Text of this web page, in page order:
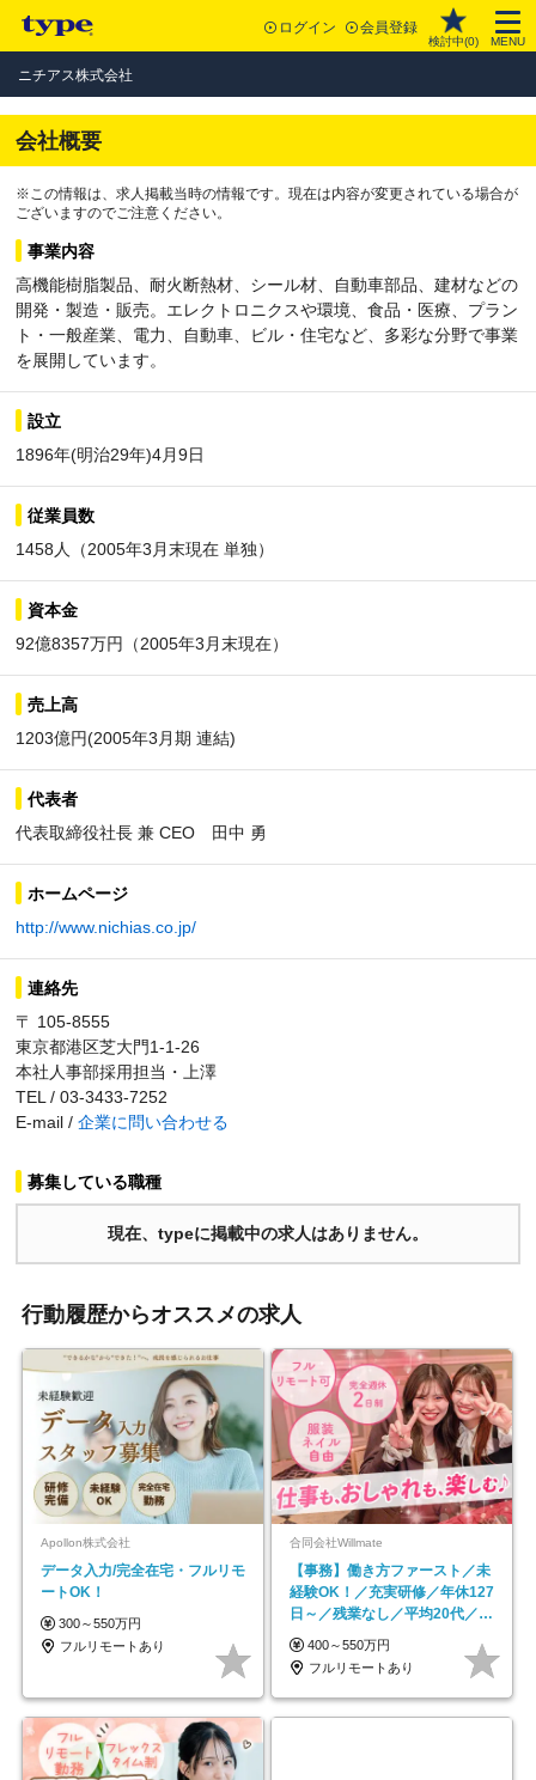
ログイン 会員登録
検討中(0) MENU
ニチアス株式会社
会社概要
※この情報は、求人掲載当時の情報です。現在は内容が変更されている場合が
ございますのでご注意ください。
事業内容
高機能樹脂製品、耐火断熱材、シール材、自動車部品、建材などの
開発・製造・販売。エレクトロニクスや環境、食品・医療、プラン
ト・一般産業、電力、自動車、ビル・住宅など、多彩な分野で事業
を展開しています。
設立
1896年(明治29年)4月9日
従業員数
1458人（2005年3月末現在 単独）
資本金
92億8357万円（2005年3月末現在）
売上高
1203億円(2005年3月期 連結)
代表者
代表取締役社長 兼 CEO 田中 勇
ホームページ
http://www.nichias.co.jp/
連絡先
〒 105-8555
東京都港区芝大門1-1-26
本社人事部採用担当・上澤
TEL / 03-3433-7252
E-mail / 企業に問い合わせる
募集している職種
現在、typeに掲載中の求人はありません。
行動履歴からオススメの求人
Apollon株式会社
データ入力/完全在宅・フルリモ
ートOK！
300～550万円
フルリモートあり
合同会社Willmate
【事務】働き方ファースト／未
経験OK！／充実研修／年休127
日～／残業なし／平均20代／リ
モートOK
400～550万円
フルリモートあり